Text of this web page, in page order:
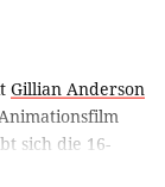
Gillian Anderson
sich die 16-